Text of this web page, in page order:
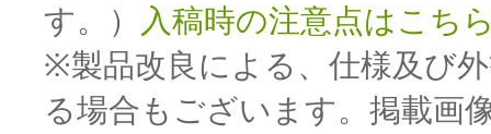
す。）
入稿時の注意点はこち
※製品改良による、仕様及び
る場合もございます。掲載画